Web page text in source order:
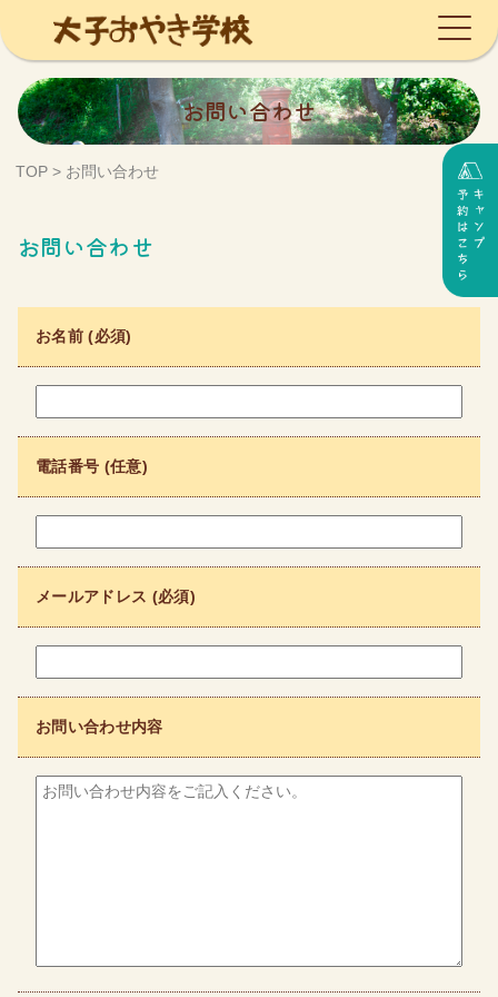
Skip
content
お問い合わせ
TOP > お問い合わせ
お問い合わせ
お名前 (必須)
電話番号 (任意)
メールアドレス (必須)
お問い合わせ内容